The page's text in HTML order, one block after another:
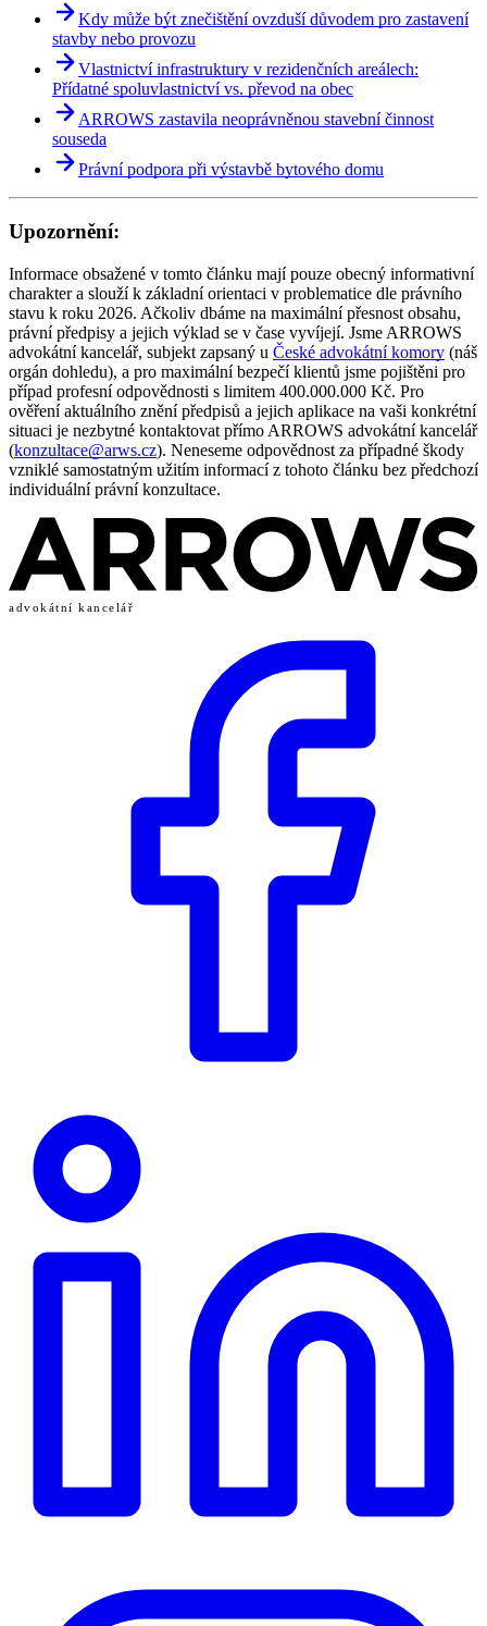
Kdy může být znečištění ovzduší důvodem pro zastavení
stavby nebo provozu
Vlastnictví infrastruktury v rezidenčních areálech:
Přídatné spoluvlastnictví vs. převod na obec
ARROWS zastavila neoprávněnou stavební činnost
souseda
Právní podpora při výstavbě bytového domu
Upozornění:
Informace obsažené v tomto článku mají pouze obecný informativní
charakter a slouží k základní orientaci v problematice dle právního
stavu k roku 2026. Ačkoliv dbáme na maximální přesnost obsahu,
právní předpisy a jejich výklad se v čase vyvíjejí. Jsme ARROWS
advokátní kancelář, subjekt zapsaný u České advokátní komory (náš
orgán dohledu), a pro maximální bezpečí klientů jsme pojištěni pro
případ profesní odpovědnosti s limitem 400.000.000 Kč. Pro
ověření aktuálního znění předpisů a jejich aplikace na vaši konkrétní
situaci je nezbytné kontaktovat přímo ARROWS advokátní kancelář
(konzultace@arws.cz). Neneseme odpovědnost za případné škody
vzniklé samostatným užitím informací z tohoto článku bez předchozí
individuální právní konzultace.
advokátní kancelář